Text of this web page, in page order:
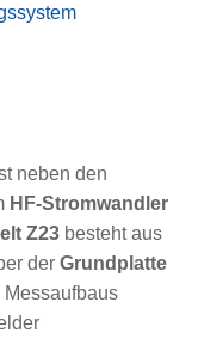
neben den
HF-Stromwandler
Z23besteht aus
der Grundplatte